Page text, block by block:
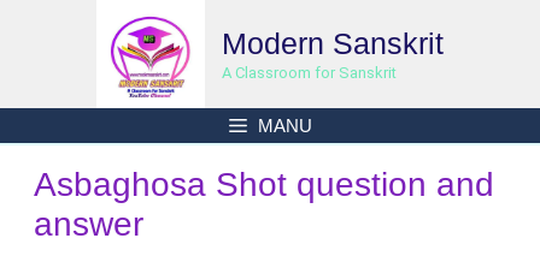
Modern Sanskrit
A Classroom for Sanskrit
MANU
Asbaghosa Shot question and
answer